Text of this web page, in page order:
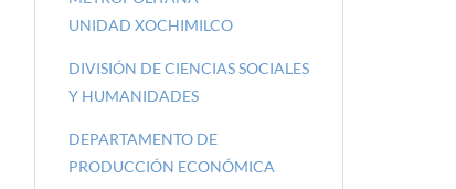
UNIDAD XOCHIMILCO
DIVISIÓN DE CIENCIAS SOCIALES
Y HUMANIDADES
DEPARTAMENTO DE
PRODUCCIÓN ECONÓMICA